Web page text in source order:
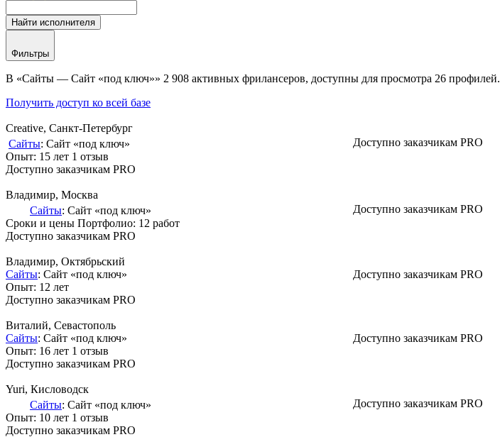
Найти исполнителя
Фильтры
В «Сайты — Сайт «под ключ»» 2 908 активных фрилансеров, доступны для просмотра 26 профилей.
Получить доступ ко всей базе
Creative, Санкт-Петербург
Сайты: Сайт «под ключ»
Опыт: 15 лет 1 отзыв
Доступно заказчикам PRO
Доступно заказчикам PRO
Владимир, Москва
Сайты: Сайт «под ключ»
Сроки и цены Портфолио: 12 работ
Доступно заказчикам PRO
Доступно заказчикам PRO
Владимир, Октябрьский
Сайты: Сайт «под ключ»
Опыт: 12 лет
Доступно заказчикам PRO
Доступно заказчикам PRO
Виталий, Севастополь
Сайты: Сайт «под ключ»
Опыт: 16 лет 1 отзыв
Доступно заказчикам PRO
Доступно заказчикам PRO
Yuri, Кисловодск
Сайты: Сайт «под ключ»
Опыт: 10 лет 1 отзыв
Доступно заказчикам PRO
Доступно заказчикам PRO